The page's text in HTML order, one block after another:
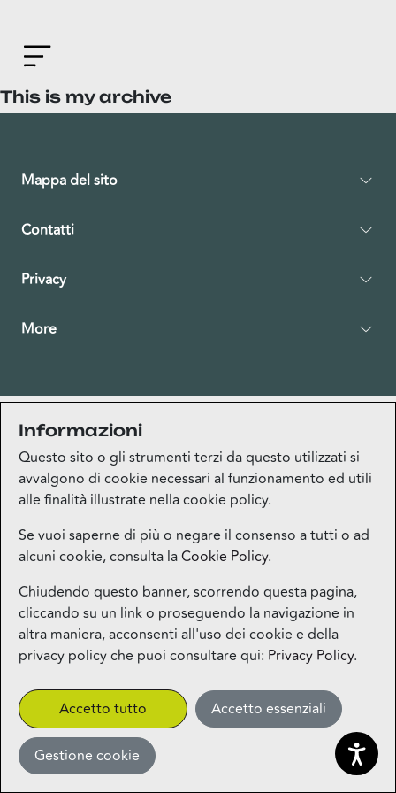
This is my archive
Informazioni
Questo sito o gli strumenti terzi da questo utilizzati si
avvalgono di cookie necessari al funzionamento ed utili
alle finalità illustrate nella cookie policy.
Se vuoi saperne di più o negare il consenso a tutti o ad
alcuni cookie, consulta laCookie Policy.
Chiudendo questo banner, scorrendo questa pagina,
cliccando su un link o proseguendo la navigazione in
altra maniera, acconsenti all'uso dei cookie e della
privacy policy che puoi consultare qui: Privacy Policy.
Accetto tutto Accetto essenziali
Gestione cookie
Mappa del sito
Contatti
Privacy
More